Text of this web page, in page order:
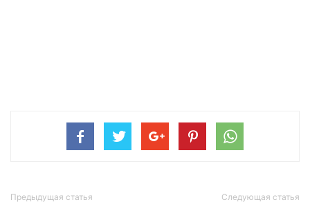
Предыдущая статья Следующая статья